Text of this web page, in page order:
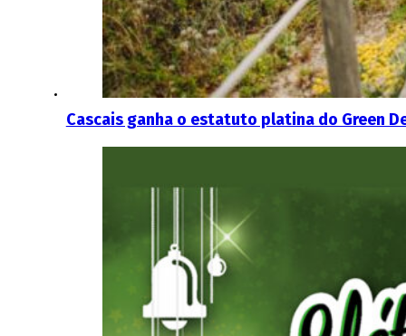
Cascais ganha o estatuto platina do Green